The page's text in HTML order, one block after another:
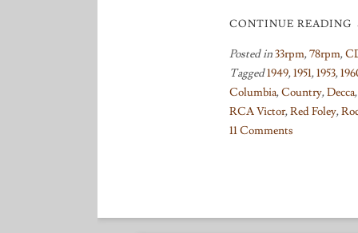
CONTINUE READING
Posted in33rpm,78rpm,
Tagged1949,1951,1953,
Columbia,Country,Decca
RCA Victor,Red Foley,
11 Comments